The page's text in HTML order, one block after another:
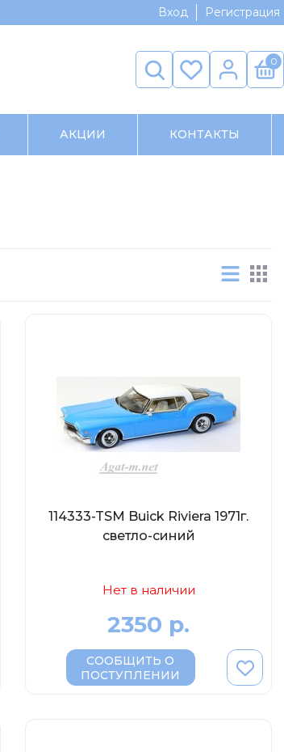
Вход Регистрация
0
АКЦИИ КОНТАКТЫ
114333-TSM Buick Riviera 1971г.
светло-синий
Нет в наличии
2350 р.
СООБЩИТЬ О
ПОСТУПЛЕНИИ